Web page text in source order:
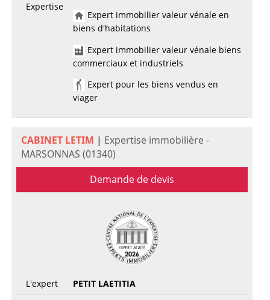
Expertise
Expert immobilier valeur vénale en
biens d'habitations
Expert immobilier valeur vénale biens
commerciaux et industriels
Expert pour les biens vendus en
viager
CABINET LETIM | Expertise immobilière -
MARSONNAS (01340)
Demande de devis
L'expert
PETIT LAETITIA